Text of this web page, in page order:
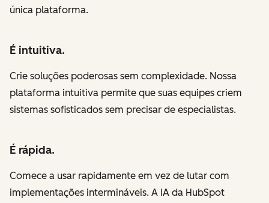
única plataforma.
É intuitiva.
Crie soluções poderosas sem complexidade. Nossa
plataforma intuitiva permite que suas equipes criem
sistemas sofisticados sem precisar de especialistas.
É rápida.
Comece a usar rapidamente em vez de lutar com
implementações intermináveis. A IA da HubSpot